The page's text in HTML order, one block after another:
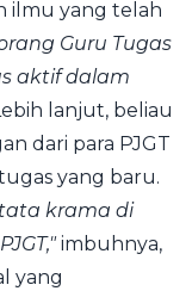
ilmu yang telah
Guru Tugas
aktif dalam
lanjut, beliau
dari para PJGT
yang baru.
krama di
imbuhnya,
yang